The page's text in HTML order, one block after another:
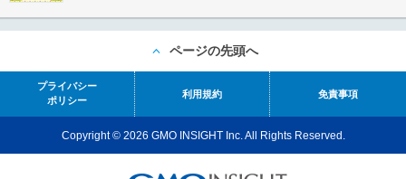
ページの先頭へ
プライバシー
ポリシー
利用規約 免責事項
Copyright © 2026 GMO INSIGHT Inc. All Rights Reserved.